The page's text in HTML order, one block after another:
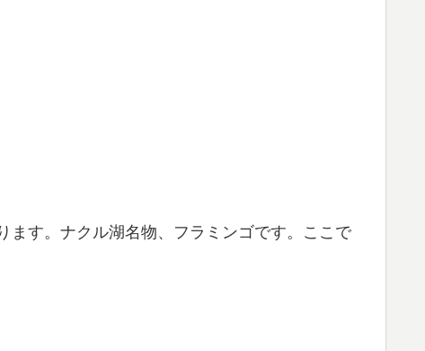
ます。ナクル湖名物、フラミンゴです。ここで